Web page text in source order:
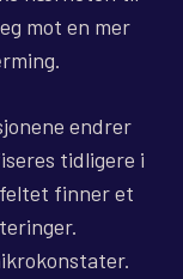
mot en mer
endrer
tidligere i
finner et